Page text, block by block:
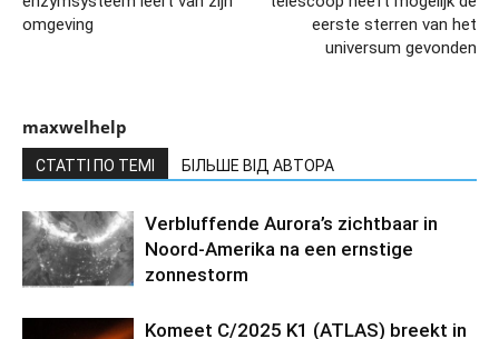
omgeving
eerste sterren van het
universum gevonden
maxwelhelp
СТАТТІ ПО ТЕМІ БІЛЬШЕ ВІД АВТОРА
Verbluffende Aurora’s zichtbaar in
Noord-Amerika na een ernstige
zonnestorm
Komeet C/2025 K1 (ATLAS) breekt in